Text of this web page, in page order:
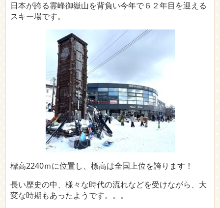
日本が誇る霊峰御嶽山を背負い今年で６２年目を迎える
スキー場です。
標高2240ｍに位置し、標高は全国上位を誇ります！
長い歴史の中、様々な時代の流れなどを受けながら、大
変な時期もあったようです。。。